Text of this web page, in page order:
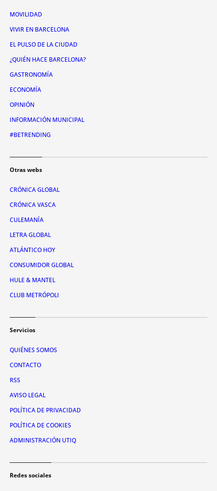
MOVILIDAD
VIVIR EN BARCELONA
EL PULSO DE LA CIUDAD
¿QUIÉN HACE BARCELONA?
GASTRONOMÍA
ECONOMÍA
OPINIÓN
INFORMACIÓN MUNICIPAL
#BETRENDING
Otras webs
CRÓNICA GLOBAL
CRÓNICA VASCA
CULEMANÍA
LETRA GLOBAL
ATLÁNTICO HOY
CONSUMIDOR GLOBAL
HULE & MANTEL
CLUB METRÓPOLI
Servicios
QUIÉNES SOMOS
CONTACTO
RSS
AVISO LEGAL
POLÍTICA DE PRIVACIDAD
POLÍTICA DE COOKIES
ADMINISTRACIÓN UTIQ
Redes sociales